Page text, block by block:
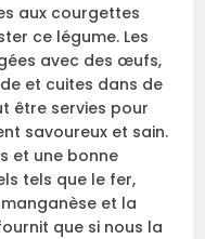
aux courgettes
ce légume. Les
avec des œufs,
et cuites dans de
être servies pour
savoureux et sain.
et une bonne
tels que le fer,
et la
que si nous la